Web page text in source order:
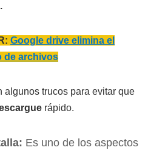
Google drive elimina el
de archivos
algunos trucos para evitar que
rápido.
Es uno de los aspectos